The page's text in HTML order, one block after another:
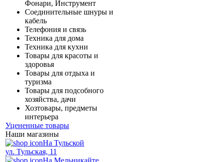
Фонари, Инструмент
Соединительные шнуры и
кабель
Телефония и связь
Техника для дома
Техника для кухни
Товары для красоты и
здоровья
Товары для отдыха и
туризма
Товары для подсобного
хозяйства, дачи
Хозтовары, предметы
интерьера
Уцененные товары
Наши магазины
На Тульской
ул. Тульская, 11
На Мельникайте